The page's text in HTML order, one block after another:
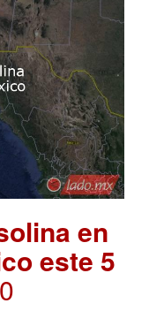
en
este 5